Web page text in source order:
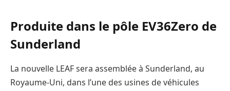
Produite dans le pôle EV36Zero de
Sunderland
La nouvelle LEAF sera assemblée à Sunderland, au
Royaume-Uni, dans l’une des usines de véhicules